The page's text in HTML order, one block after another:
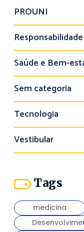
PROUNI
Saúde e Bem-
Sem categoria
Tecnologia
Vestibular
Tags
medicina